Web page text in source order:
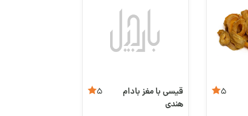
5
قیسی با مغز بادام
هندی
5